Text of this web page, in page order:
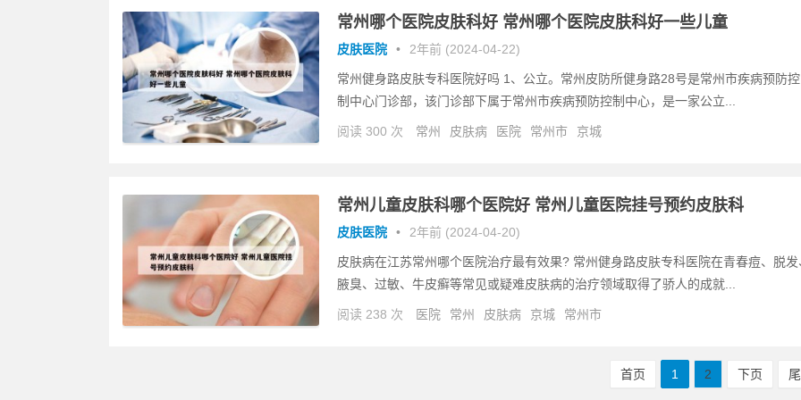
常州哪个医院皮肤科好 常州哪个医院皮肤科好一些儿童
皮肤医院 • 2年前 (2024-04-22)
常州健身路皮肤专科医院好吗 1、公立。常州皮防所健身路28号是常州市疾病预防控
制中心门诊部，该门诊部下属于常州市疾病预防控制中心，是一家公立...
阅读 300 次 常州 皮肤病 医院 常州市 京城
常州儿童皮肤科哪个医院好 常州儿童医院挂号预约皮肤科
皮肤医院 • 2年前 (2024-04-20)
皮肤病在江苏常州哪个医院治疗最有效果? 常州健身路皮肤专科医院在青春痘、脱发
腋臭、过敏、牛皮癣等常见或疑难皮肤病的治疗领域取得了骄人的成就...
阅读 238 次 医院 常州 皮肤病 京城 常州市
首页 1 2 下页